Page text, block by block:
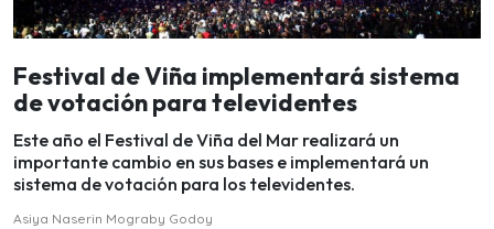
Festival de Viña implementará sistema
de votación para televidentes
Este año el Festival de Viña del Mar realizará un
importante cambio en sus bases e implementará un
sistema de votación para los televidentes.
Asiya Naserin Mograby Godoy